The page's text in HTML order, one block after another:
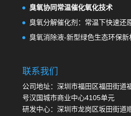
臭氧协同常温催化氧化技术
臭氧分解催化剂：常温下快速还
臭氧消除液-新型绿色生态环保新
联系我们
公司地址：深圳市福田区福田街道
号汉国城市商业中心4105单元
研发中心：深圳市龙岗区坂田街道